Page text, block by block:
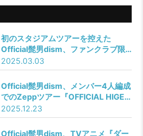
初のスタジアムツアーを控えた
Official髭男dism、ファンクラブ限
定公演 「Official髭男dism one-
man live 2025 -UNOFFICIAL-」開
催決定！
2025.03.03
Official髭男dism、メンバー4人編成
でのZeppツアー『OFFICIAL HIGE
DANDISM one-man tour FOUR-
RE:ISM』よりZepp Nagoyaでのフ
ァイナル公演をFC限定で生配信決
2025.12.23
Official髭男dism、TVアニメ『ダー